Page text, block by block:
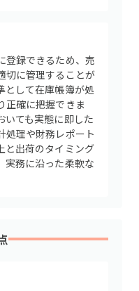
登録できるため、売
切に管理することが
として在庫帳簿が処
正確に把握できま
いても実態に即した
処理や財務レポート
と出荷のタイミング
実務に沿った柔軟な